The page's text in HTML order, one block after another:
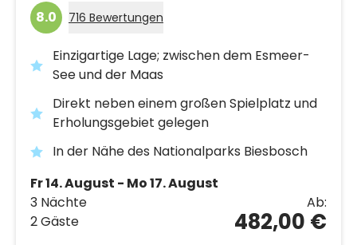
8.0 716 Bewertungen
Einzigartige Lage; zwischen dem Esmeer-
See und der Maas
Direkt neben einem großen Spielplatz und
Erholungsgebiet gelegen
In der Nähe des Nationalparks Biesbosch
Fr 14. August - Mo 17. August
3 Nächte
2 Gäste
Ab:
482,00 €